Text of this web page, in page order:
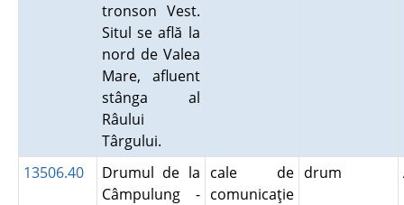
tronson Vest.
Situl se află la
nord de Valea
Mare, afluent
stânga al
Râului
Târgului.
13506.40
Drumul de la
Câmpulung -
cale de
comunicaţie
drum